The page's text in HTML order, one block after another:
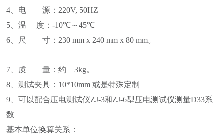
4 、电 源： 220V, 50HZ
5 、温 度：-10℃～45℃
6 、尺 寸： 230 mm x 240 mm x 80 mm。
7 、质 量：约3kg。
8 、测试夹具： 10*10mm或是特殊定制
9 、可以配合压电测试仪ZJ-3和ZJ-6型压电测试仪测量D33系
数
基本单位换算关系：